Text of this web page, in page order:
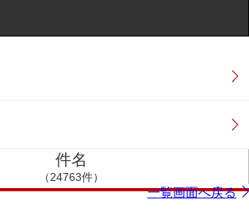
件名
（24763件）
一覧画面へ戻る